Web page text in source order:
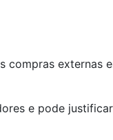
compras externas
e pode